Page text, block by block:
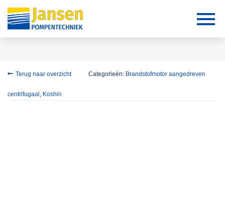
Terug naar overzicht Categorieën: Brandstofmotor aangedreven
centrifugaal , Koshin